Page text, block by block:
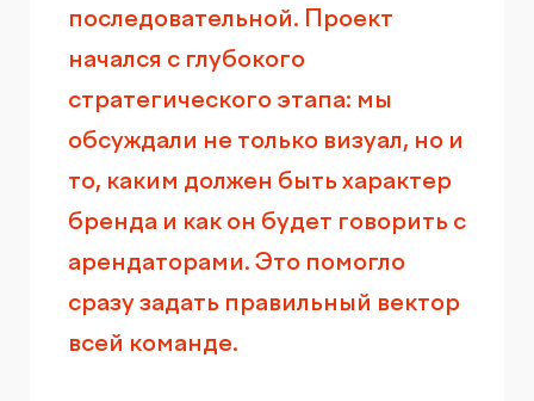
последовательной. Проект
начался с глубокого
стратегического этапа: мы
обсуждали не только визуал, но и
то, каким должен быть характер
бренда и как он будет говорить с
арендаторами. Это помогло
сразу задать правильный вектор
всей команде.